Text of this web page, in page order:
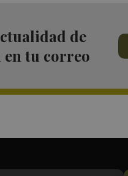
de
en tu correo